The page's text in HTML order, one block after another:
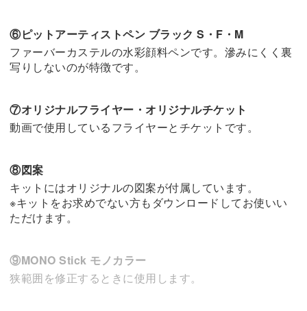
⑥ピットアーティストペン ブラック S・F・M
ファーバーカステルの水彩顔料ペンです。滲みにくく裏
写りしないのが特徴です。
⑦オリジナルフライヤー・オリジナルチケット
動画で使用しているフライヤーとチケットです。
⑧図案
キットにはオリジナルの図案が付属しています。
※キットをお求めでない方もダウンロードしてお使いい
ただけます。
⑨MONO Stick モノカラー
狭範囲を修正するときに使用します。